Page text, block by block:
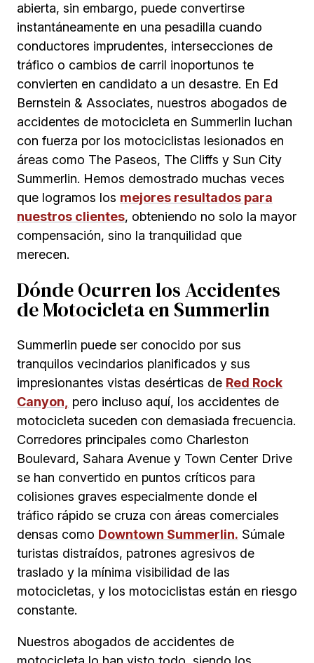
abierta, sin embargo, puede convertirse
instantáneamente en una pesadilla cuando
conductores imprudentes, intersecciones de
tráfico o cambios de carril inoportunos te
convierten en candidato a un desastre. En Ed
Bernstein & Associates, nuestros abogados de
accidentes de motocicleta en Summerlin luchan
con fuerza por los motociclistas lesionados en
áreas como The Paseos, The Cliffs y Sun City
Summerlin. Hemos demostrado muchas veces
que logramos los mejores resultados para
nuestros clientes, obteniendo no solo la mayor
compensación, sino la tranquilidad que
merecen.
Dónde Ocurren los Accidentes
de Motocicleta en Summerlin
Summerlin puede ser conocido por sus
tranquilos vecindarios planificados y sus
impresionantes vistas desérticas de Red Rock
Canyon, pero incluso aquí, los accidentes de
motocicleta suceden con demasiada frecuencia.
Corredores principales como Charleston
Boulevard, Sahara Avenue y Town Center Drive
se han convertido en puntos críticos para
colisiones graves especialmente donde el
tráfico rápido se cruza con áreas comerciales
densas como Downtown Summerlin. Súmale
turistas distraídos, patrones agresivos de
traslado y la mínima visibilidad de las
motocicletas, y los motociclistas están en riesgo
constante.
Nuestros abogados de accidentes de